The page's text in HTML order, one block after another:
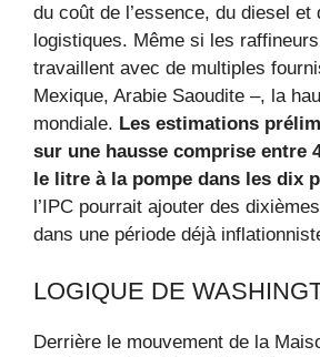
du coût de l’essence, du diesel et
logistiques. Même si les
travaillent avec de multiples
Mexique, Arabie Saoudite –, la
mondiale. Les estimations
sur une hausse comprise entre
le litre à la pompe dans les dix
l’IPC pourrait ajouter des
dans une période déjà
LOGIQUE DE
Derrière le mouvement de la